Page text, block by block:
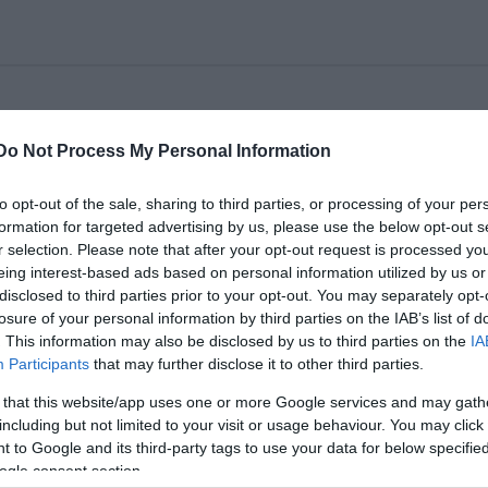
Not Process My Personal Information
opt-out of the sale, sharing to third parties, or processing of your
for targeted advertising by us, please use the below opt-out
selection. Please note that after your opt-out request is processed
interest-based ads based on personal information utilized by us
to third parties prior to your opt-out. You may separately
of your personal information by third parties on the IAB’s list of
This information may also be disclosed by us to third parties on the
Participants that may further disclose it to other third parties.
that this website/app uses one or more Google services and may
but not limited to your visit or usage behaviour. You may
to Google and its third-party tags to use your data for below
consent section.
a La Comedie de Reims meghívására
ámulatba ejti a közönséget. Néhány pillanat alatt
át."
Árpád workshopot tartott a francia érdeklődőknek